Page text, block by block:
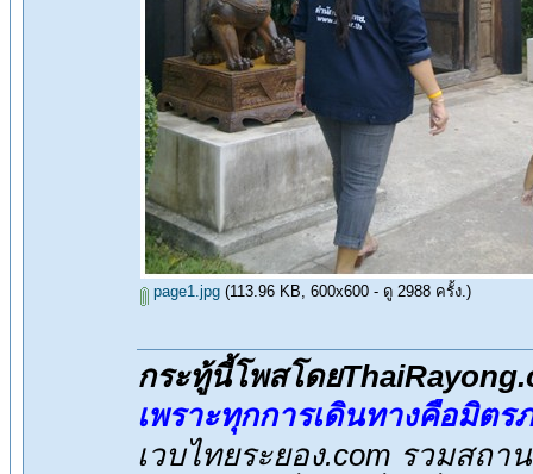
page1.jpg (113.96 KB, 600x600 - ดู 2988 ครั้ง.)
กระทู้นี้โพสโดย
เพราะทุกการเดินทางคือมิตร
เวบไทยระยอง.com รวมสถ